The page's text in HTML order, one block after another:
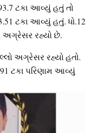
ટકા આવ્યું હતું તો
ટકા આવ્યું હતું. ધો.12
અગ્રેસર રહ્યો છે.
અગ્રેસર રહ્યો હતો.
ટકા પરિણામ આવ્યું